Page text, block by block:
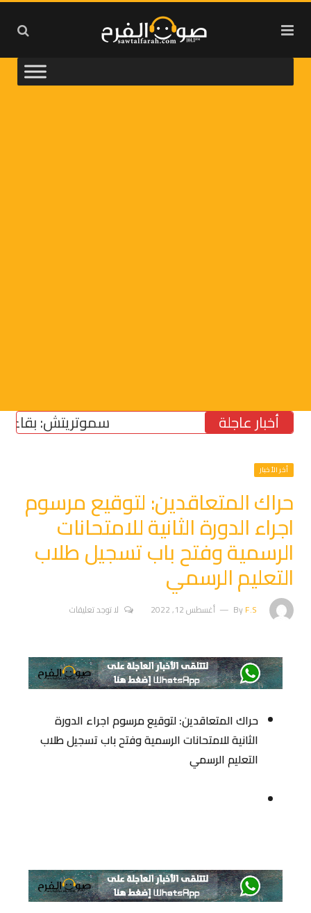
أخبار عاجلة سموتريتش: بقاء
أخر الأخبار
حراك المتعاقدين: لتوقيع مرسوم
اجراء الدورة الثانية للامتحانات
الرسمية وفتح باب تسجيل طلاب
التعليم الرسمي
ByF.S أغسطس 12, 2022 لا توجد تعليقات
حراك المتعاقدين: لتوقيع مرسوم اجراء الدورة
الثانية للامتحانات الرسمية وفتح باب تسجيل طلاب
التعليم الرسمي